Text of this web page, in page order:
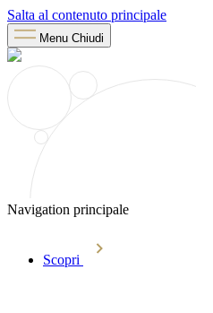
Salta al contenuto principale
Menu Chiudi
Navigation principale
Scopri